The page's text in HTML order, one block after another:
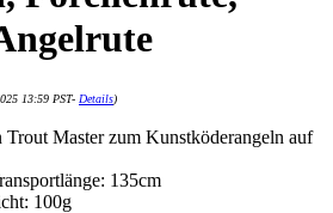
13:59 PST- Details)
Master zum Kunstköderangeln auf
135cm
100g